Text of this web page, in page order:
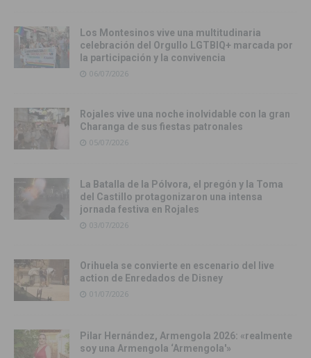
Los Montesinos vive una multitudinaria
celebración del Orgullo LGTBIQ+ marcada por
la participación y la convivencia
06/07/2026
Rojales vive una noche inolvidable con la gran
Charanga de sus fiestas patronales
05/07/2026
La Batalla de la Pólvora, el pregón y la Toma
del Castillo protagonizaron una intensa
jornada festiva en Rojales
03/07/2026
Orihuela se convierte en escenario del live
action de Enredados de Disney
01/07/2026
Pilar Hernández, Armengola 2026: «realmente
soy una Armengola ‘Armengola'»